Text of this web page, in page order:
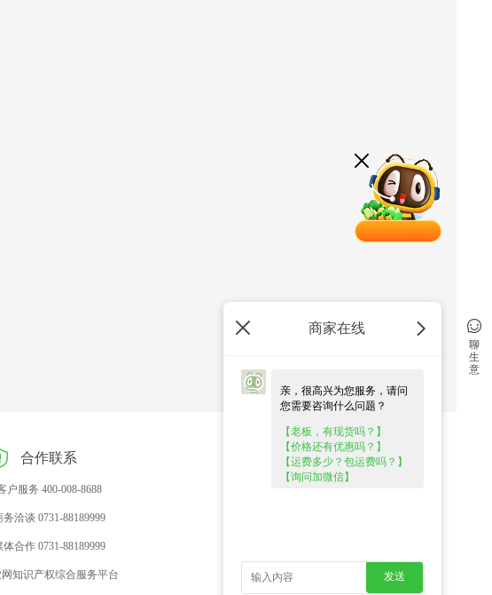
商家在线
亲，很高兴为您服务，请问
您需要咨询什么问题？
【老板，有现货吗？】
【价格还有优惠吗？】
【运费多少？包运费吗？】
【询问加微信】
发送
合作联系
户服务 400-008-8688
务洽谈 0731-88189999
体合作 0731-88189999
知识产权综合服务平台
关于惠农
聊
生
意